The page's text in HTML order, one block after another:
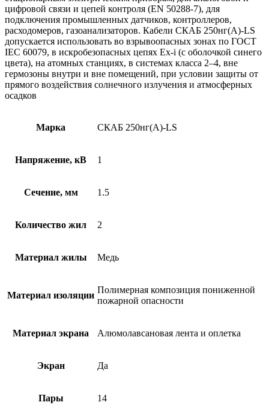
цифровой связи и цепей контроля (EN 50288-7), для
подключения промышленных датчиков, контроллеров,
расходомеров, газоанализаторов. Кабели СКАБ 250нг(А)-LS
допускается использовать во взрывоопасных зонах по ГОСТ
IEC 60079, в искробезопасных цепях Ex-i (с оболочкой синего
цвета), на атомных станциях, в системах класса 2–4, вне
гермозоны внутри и вне помещений, при условии защиты от
прямого воздействия солнечного излучения и атмосферных
осадков
Марка СКАБ 250нг(А)-LS
Напряжение, кВ 1
Сечение, мм 1.5
Количество жил 2
Материал жилы Медь
Материал изоляции
Полимерная композиция пониженной
пожарной опасности
Материал экрана Алюмолавсановая лента и оплетка
Экран Да
Пары 14